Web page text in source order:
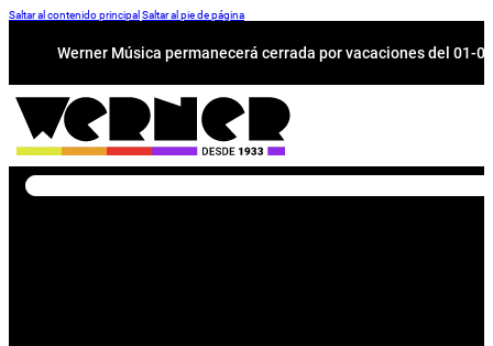
Saltar al contenido principal Saltar al pie de página
Werner Música permanecerá cerrada por vacaciones del 01-
Buscar